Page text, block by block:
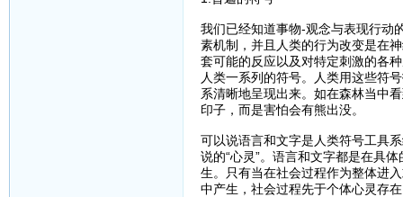
我们已经知道事物-观念与表现行动
素机制，并且人类的行为改变是在
套可能的反应以及对特定刺激的各
人类一系列的符号。人类用这些符
系清晰地呈现出来。如在森林当中
印子，而是害怕会有熊出没。
可以说语言和文字是人类符号工具
说的“心灵”。语言和文字都是在具
生。只有当在社会过程作为整体进
中产生，社会过程先于个体心灵存